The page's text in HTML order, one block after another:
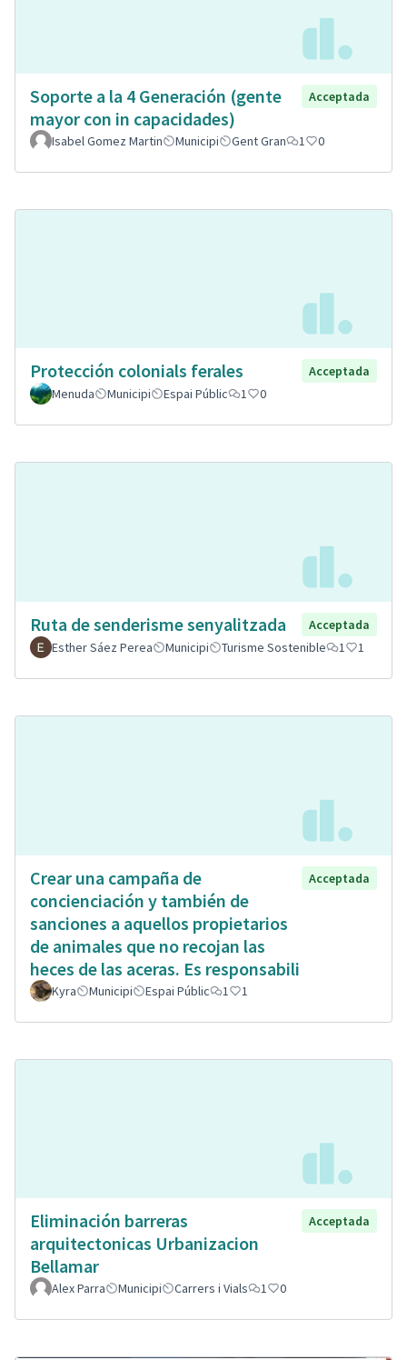
Soporte a la 4 Generación (gente
mayor con in capacidades)
Acceptada
Isabel Gomez Martin Municipi Gent Gran 1 0
Protección colonials ferales
Acceptada
Menuda
Municipi Espai Públic 1 0
Ruta de senderisme senyalitzada
Acceptada
Esther Sáez Perea
Municipi Turisme Sostenible 1 1
Crear una campaña de
concienciación y también de
sanciones a aquellos propietarios
de animales que no recojan las
heces de las aceras. Es responsabili
Acceptada
Kyra Municipi Espai Públic 1 1
Eliminación barreras
arquitectonicas Urbanizacion
Bellamar
Acceptada
Alex Parra Municipi Carrers i Vials 1 0